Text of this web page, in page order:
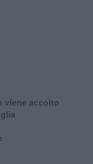
viene accolto